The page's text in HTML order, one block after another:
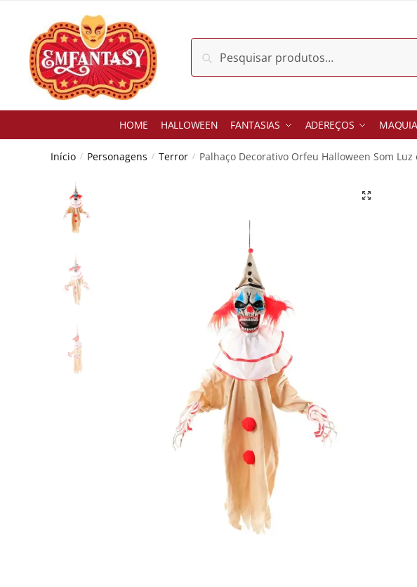
navigation
content
Pesquisar
por:
Pesquisar
HOME HALLOWEEN FANTASIAS ADEREÇOS
Início / Personagens / Terror / Palhaço Decorativo Orfeu Halloween Som